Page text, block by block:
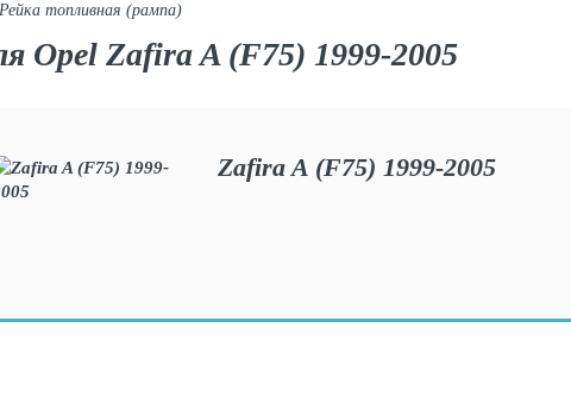
топливная (рампа)
Opel Zafira A (F75) 1999-2005
Zafira A (F75) 1999-2005